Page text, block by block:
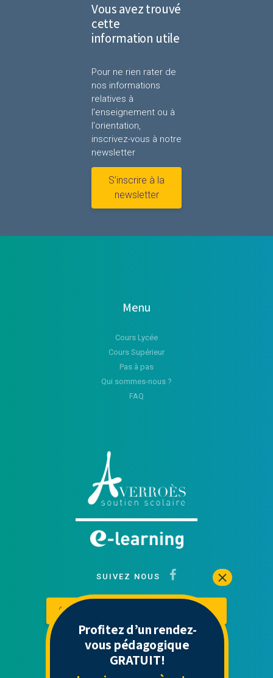
Vous avez trouvé
cette
information utile
Pour ne rien rater de
nos informations
relatives à
l'enseignement ou à
l'orientation,
inscrivez-vous à notre
newsletter
S’inscrire à la
newsletter
Menu
Cours Lycée
Cours Supérieur
Pas à pas
Qui sommes-nous ?
FAQ
SUIVEZ NOUS
Contactez-nous Mon espace
Liens Utiles
Profitez d’un rendez-
vous pédagogique
GRATUIT!